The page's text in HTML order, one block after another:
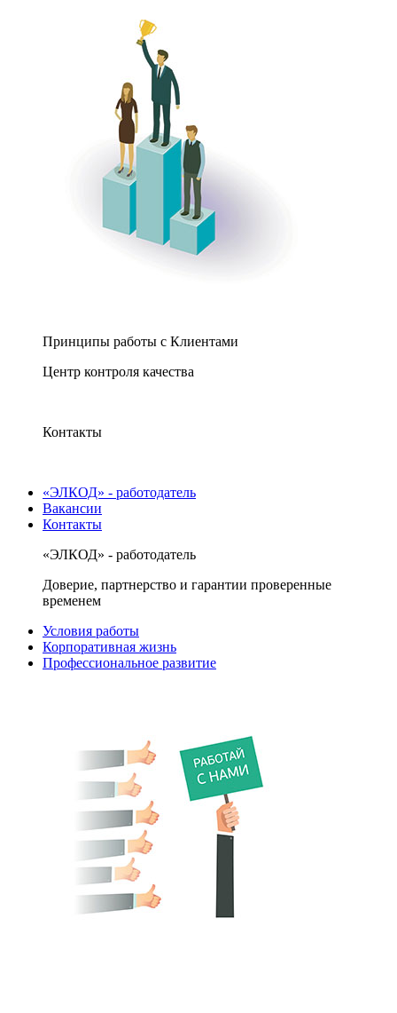
Принципы работы с Клиентами
Центр контроля качества
Контакты
«ЭЛКОД» - работодатель
Вакансии
Контакты
«ЭЛКОД» - работодатель
Доверие, партнерство и гарантии проверенные
временем
Условия работы
Корпоративная жизнь
Профессиональное развитие